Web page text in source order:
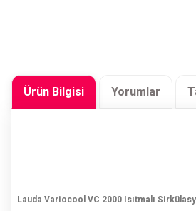
Ürün Bilgisi Yorumlar
Lauda Variocool VC 2000 Isıtmalı